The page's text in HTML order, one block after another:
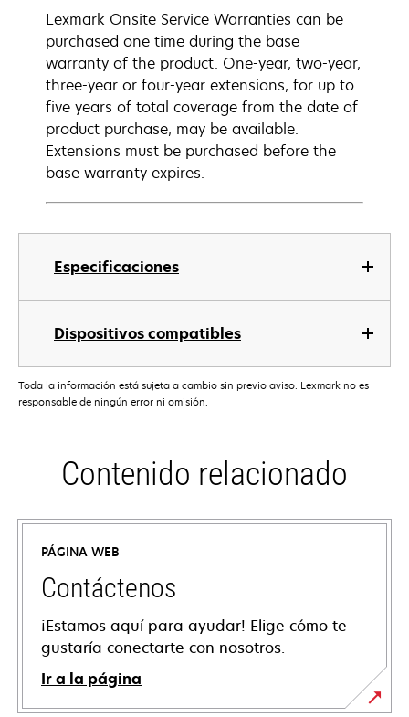
Especificaciones
Dispositivos compatibles
Lexmark Onsite Service Warranties can be
purchased one time during the base
warranty of the product. One-year, two-year,
three-year or four-year extensions, for up to
five years of total coverage from the date of
product purchase, may be available.
Extensions must be purchased before the
base warranty expires.
Toda la información está sujeta a cambio sin previo aviso. Lexmark no es
responsable de ningún error ni omisión.
Contenido relacionado
PÁGINA WEB
Contáctenos
¡Estamos aquí para ayudar! Elige cómo te
gustaría conectarte con nosotros.
Ir a la página